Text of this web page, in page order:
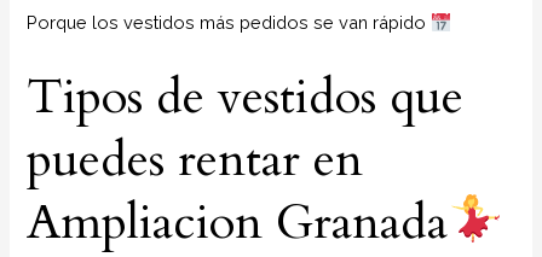
Porque los vestidos más pedidos se van rápido
Tipos de vestidos que
puedes rentar en
Ampliacion Granada